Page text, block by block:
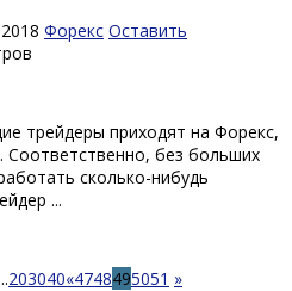
Форекс Оставить
трейдеры приходят на Форекс,
без больших
сколько-нибудь
...
203040«4748495051 »